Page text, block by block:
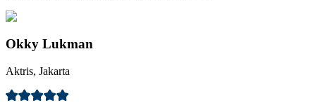
Okky Lukman
Aktris, Jakarta